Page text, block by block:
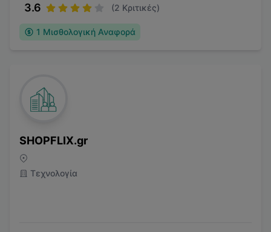
3.6 (2 Κριτικές)
1 Μισθολογική Αναφορά
SHOPFLIX.gr
Τεχνολογία